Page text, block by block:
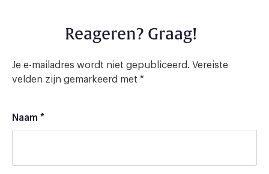
Reageren? Graag!
Je e-mailadres wordt niet gepubliceerd. Vereiste
velden zijn gemarkeerd met *
Naam *